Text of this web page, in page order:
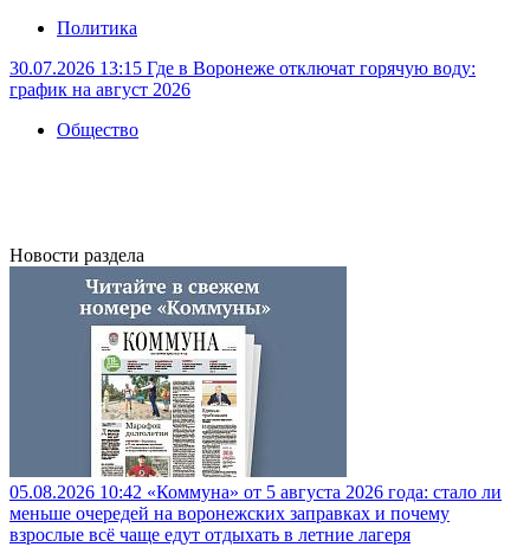
Политика
30.07.2026 13:15 Где в Воронеже отключат горячую воду:
график на август 2026
Общество
Новости раздела
05.08.2026 10:42 «Коммуна» от 5 августа 2026 года: стало ли
меньше очередей на воронежских заправках и почему
взрослые всё чаще едут отдыхать в летние лагеря